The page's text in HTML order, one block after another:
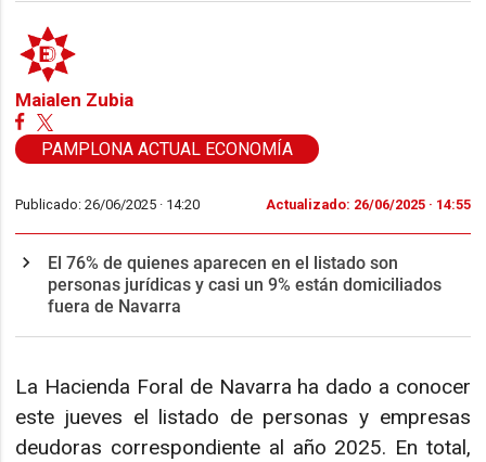
Maialen Zubia
PAMPLONA ACTUAL ECONOMÍA
Publicado: 26/06/2025 · 14:20 Actualizado: 26/06/2025 · 14:55
El 76% de quienes aparecen en el listado son
personas jurídicas y casi un 9% están domiciliados
fuera de Navarra
La Hacienda Foral de Navarra ha dado a conocer
este jueves el listado de personas y empresas
deudoras correspondiente al año 2025. En total,